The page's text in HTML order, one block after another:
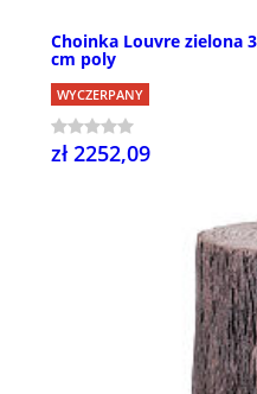
Choinka Louvre zielona
cm poly
WYCZERPANY
zł 2252,09